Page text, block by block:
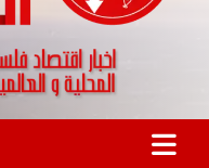
كواليس المال
اخبار اقتصاد فلسطين و